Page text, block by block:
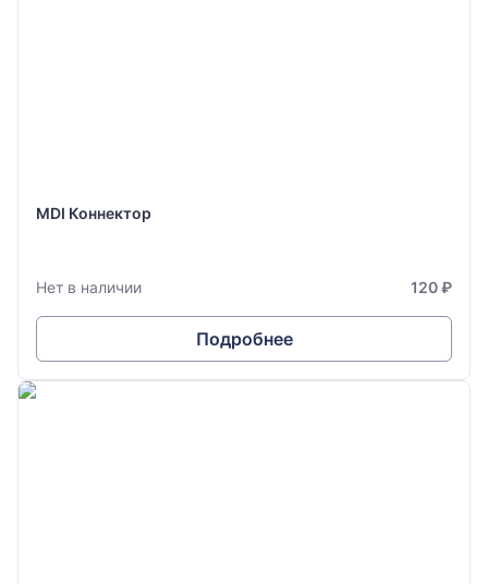
MDI Коннектор
Нет в наличии 120 ₽
Подробнее